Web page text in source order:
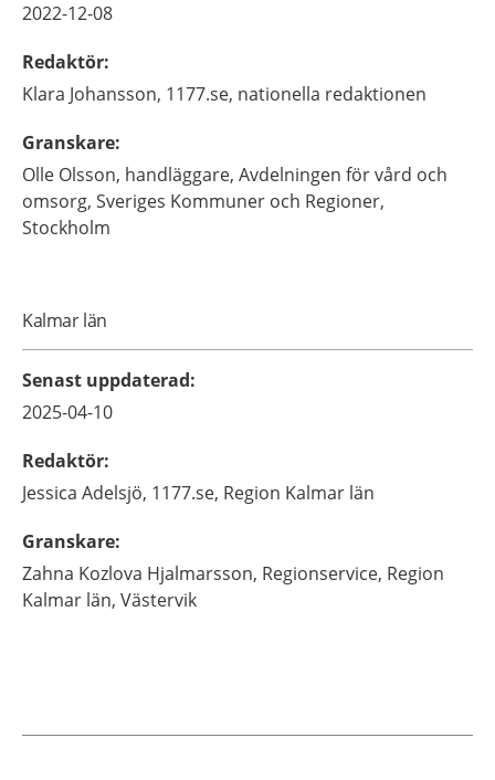
2022-12-08
Redaktör:
Klara Johansson, 1177.se, nationella redaktionen
Granskare:
Olle Olsson, handläggare, Avdelningen för vård och
omsorg, Sveriges Kommuner och Regioner,
Stockholm
Kalmar län
Senast uppdaterad:
2025-04-10
Redaktör:
Jessica Adelsjö, 1177.se, Region Kalmar län
Granskare:
Zahna Kozlova Hjalmarsson, Regionservice, Region
Kalmar län, Västervik